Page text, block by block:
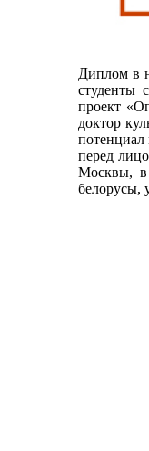
Диплом в
студенты
проект
доктор
перед
Москвы, в
белорусы,